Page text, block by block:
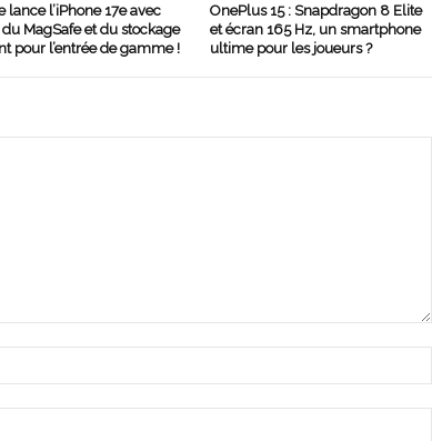
lance l’iPhone 17e avec
MagSafe et du stockage
pour l’entrée de gamme !
OnePlus 15 : Snapdragon 8 Elite
et écran 165 Hz, un smartphone
ultime pour les joueurs ?